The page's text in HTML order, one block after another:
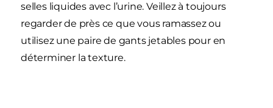
selles liquides avec l’urine. Veillez à toujours
regarder de près ce que vous ramassez ou
utilisez une paire de gants jetables pour en
déterminer la texture.